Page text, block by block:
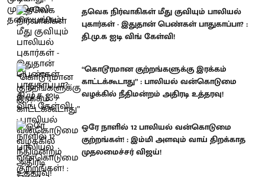
தவெக நிர்வாகிகள் மீது குவியும் பாலியல்
புகார்கள் - இதுதான் பெண்கள் பாதுகாப்பா? :
தி.மு.க ஐடி விங் கேள்வி!
“கொடூரமான குற்றங்களுக்கு இரக்கம்
காட்டக்கூடாது” : பாலியல் வன்கொடுமை
வழக்கில் நீதிமன்றம் அதிரடி உத்தரவு!
ஒரே நாளில் 12 பாலியல் வன்கொடுமை
குற்றங்கள்! : இம்மி அளவும் வாய் திறக்காத
முதலமைச்சர் விஜய்!